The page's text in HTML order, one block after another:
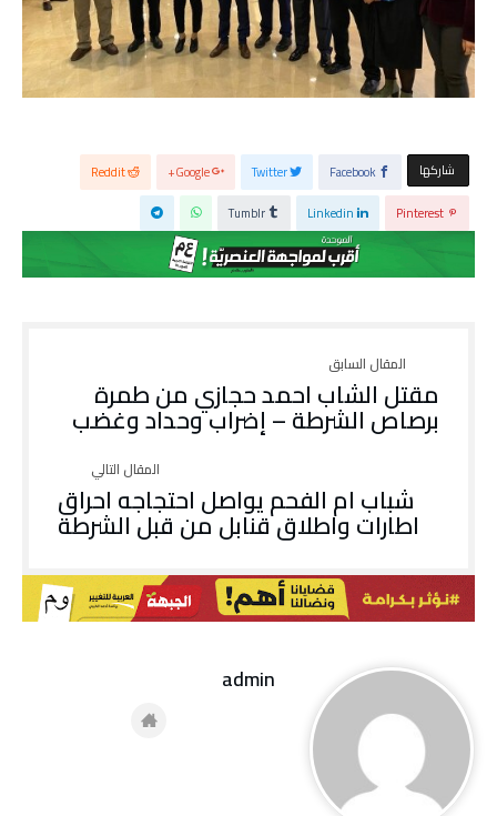
‫‫ شاركها‬ Facebook
Twitter
Google+
Reddit
Pinterest
Linkedin
Tumblr
مقتل الشاب احمد حجازي من طمرة
برصاص الشرطة – إضراب وحداد وغضب
شباب ام الفحم يواصل احتجاجه احراق
اطارات واطلاق قنابل من قبل الشرطة
admin